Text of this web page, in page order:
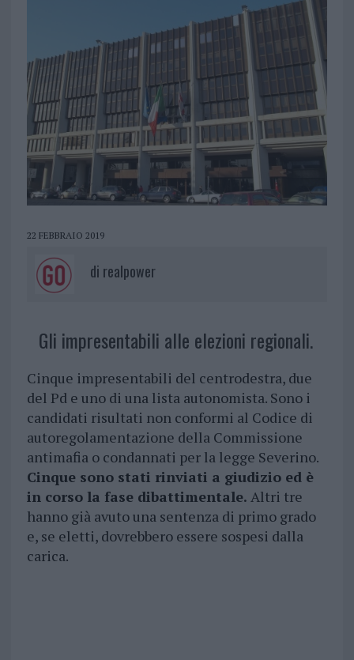
22 FEBBRAIO 2019
di realpower
Gli impresentabili alle elezioni regionali.
Cinque impresentabili del centrodestra, due
del Pd e uno di una lista autonomista. Sono i
candidati risultati non conformi al Codice di
autoregolamentazione della Commissione
antimafia o condannati per la legge Severino.
Cinque sono stati rinviati a giudizio ed è
in corso la fase dibattimentale. Altri tre
hanno già avuto una sentenza di primo grado
e, se eletti, dovrebbero essere sospesi dalla
carica.